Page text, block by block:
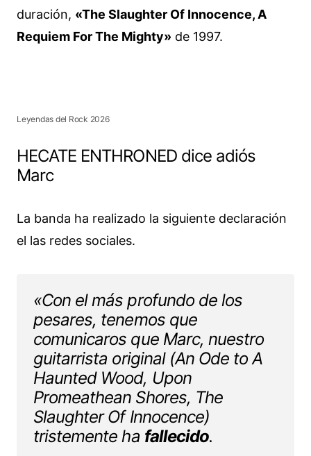
duración, «The Slaughter Of Innocence, A
Requiem For The Mighty» de 1997.
Leyendas del Rock 2026
HECATE ENTHRONED dice adiós
Marc
La banda ha realizado la siguiente declaración
el las redes sociales.
«Con el más profundo de los
pesares, tenemos que
comunicaros que Marc, nuestro
guitarrista original (An Ode to A
Haunted Wood, Upon
Promeathean Shores, The
Slaughter Of Innocence)
tristemente ha fallecido.